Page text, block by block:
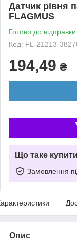
Датчик рівня
FLAGMUS
Готово до
Код: FL-21213-
194,49 ₴
Що таке
Замовлення
Опис